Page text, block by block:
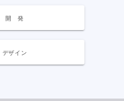
開 発
デザイン